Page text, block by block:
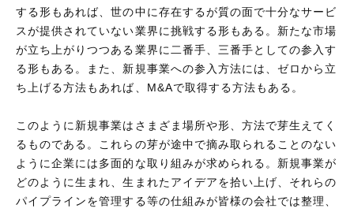
する形もあれば、世の中に存在するが質の面で十分なサービ
スが提供されていない業界に挑戦する形もある。新たな市場
が立ち上がりつつある業界に二番手、三番手としての参入す
る形もある。また、新規事業への参入方法には、ゼロから立
ち上げる方法もあれば、M&Aで取得する方法もある。
このように新規事業はさまざま場所や形、方法で芽生えてく
るものである。これらの芽が途中で摘み取られることのない
ように企業には多面的な取り組みが求められる。新規事業が
どのように生まれ、生まれたアイデアを拾い上げ、それらの
パイプラインを管理する等の仕組みが皆様の会社では整理、